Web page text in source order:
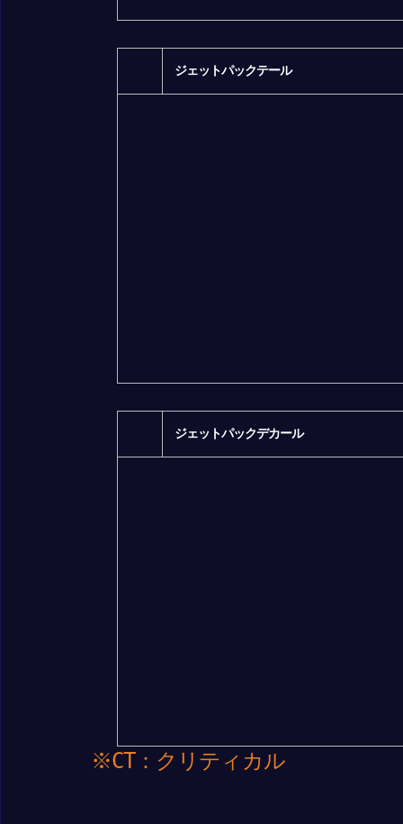
ジェットパックテール
ジェットパックデカール
※CT：クリティカル